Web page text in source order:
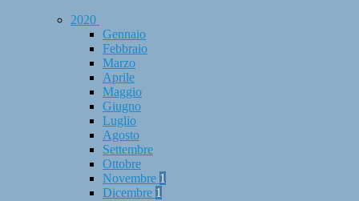
2020
Gennaio
Febbraio
Marzo
Aprile
Maggio
Giugno
Luglio
Agosto
Settembre
Ottobre
Novembre 1
Dicembre 1